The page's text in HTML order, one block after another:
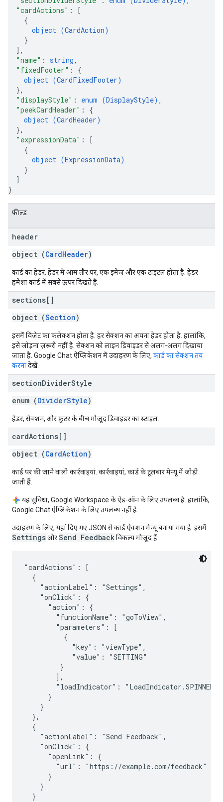
"cardActions" :
[
{
object (CardAction)
}
] ,
"name" : string,
"fixedFooter" : {
object (CardFixedFooter)
},
"displayStyle" : enum (DisplayStyle) ,
"peekCardHeader" : {
object (CardHeader)
},
"expressionData" :
[
{
object (ExpressionData)
}
]
}
फ़ील्ड
header
object (CardHeader)
कार्ड का हेडर. हेडर में आम तौर पर, एक इमेज और एक टाइटल होता है. हेडर
हमेशा कार्ड में सबसे ऊपर दिखते हैं.
sections[]
object (Section)
इसमें विजेट का कलेक्शन होता है. हर सेक्शन का अपना हेडर होता है. हालांकि,
इसे जोड़ना ज़रूरी नहीं है. सेक्शन को लाइन डिवाइडर से अलग-अलग दिखाया
जाता है. Google Chat ऐप्लिकेशन में उदाहरण के लिए, कार्ड का सेक्शन तय
करनादेखें.
sectionDividerStyle
enum (DividerStyle)
हेडर, सेक्शन, और फ़ुटर के बीच मौजूद डिवाइडर का स्टाइल.
cardActions[]
object (CardAction)
कार्ड पर की जाने वाली कार्रवाइयां. कार्रवाइयां, कार्ड के टूलबार मेन्यू में जोड़ी
जाती हैं.
यह सुविधा, Google Workspace के ऐड-ऑन के लिए उपलब्ध है. हालांकि,
Google Chat ऐप्लिकेशन के लिए उपलब्ध नहीं है.
उदाहरण के लिए, यहां दिए गए JSON से कार्ड ऐक्शन मेन्यू बनाया गया है. इसमें
SettingsऔरSend Feedbackविकल्प मौजूद हैं:
"cardActions": [
  {
    "actionLabel": "Settings",
    "onClick": {
      "action": {
        "functionName": "goToView",
        "parameters": [
          {
            "key": "viewType",
            "value": "SETTING"
         }
        ],
        "loadIndicator": "LoadIndicator.SPINNER"
      }
    }
  },
  {
    "actionLabel": "Send Feedback",
    "onClick": {
      "openLink": {
        "url": "https://example.com/feedback"
      }
    }
  }